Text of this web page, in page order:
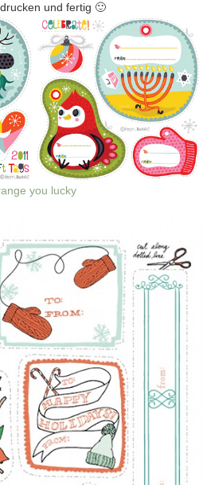
und fertig 🙂
you lucky